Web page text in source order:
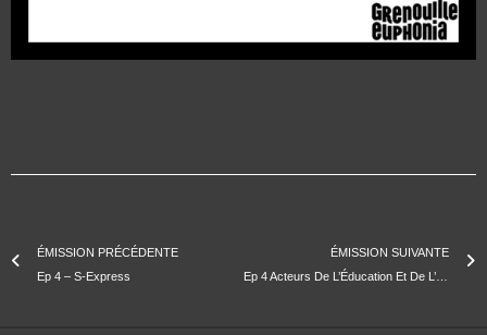
ÉMISSION PRÉCÉDENTE
Ep 4 – S-Express
ÉMISSION SUIVANTE
Ep 4 Acteurs De L’Éducation Et De L’Apprentissage À Marseille – Marseille Renversée